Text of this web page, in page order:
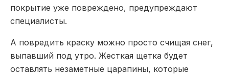
покрытие уже повреждено, предупреждают
специалисты.
А повредить краску можно просто счищая снег,
выпавший под утро. Жесткая щетка будет
оставлять незаметные царапины, которые